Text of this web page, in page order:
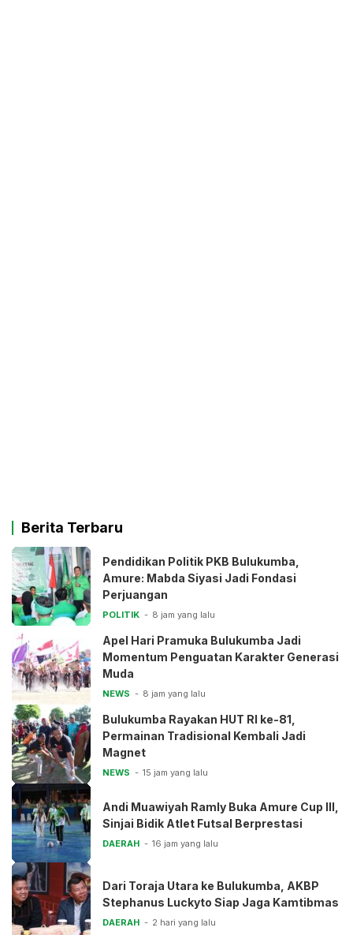
Berita Terbaru
Pendidikan Politik PKB Bulukumba,
Amure: Mabda Siyasi Jadi Fondasi
Perjuangan
POLITIK 8 jam yang lalu
Apel Hari Pramuka Bulukumba Jadi
Momentum Penguatan Karakter Generasi
Muda
NEWS 8 jam yang lalu
Bulukumba Rayakan HUT RI ke-81,
Permainan Tradisional Kembali Jadi
Magnet
NEWS 15 jam yang lalu
Andi Muawiyah Ramly Buka Amure Cup III,
Sinjai Bidik Atlet Futsal Berprestasi
DAERAH 16 jam yang lalu
Dari Toraja Utara ke Bulukumba, AKBP
Stephanus Luckyto Siap Jaga Kamtibmas
DAERAH 2 hari yang lalu